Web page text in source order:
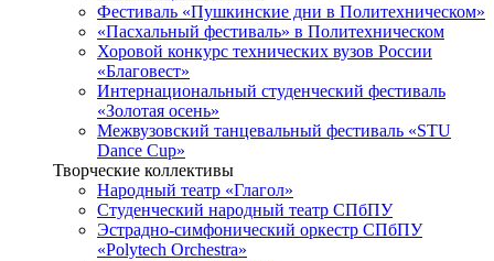
Фестиваль «Пушкинские дни в Политехническом»
«Пасхальный фестиваль» в Политехническом
Хоровой конкурс технических вузов России
«Благовест»
Интернациональный студенческий фестиваль
«Золотая осень»
Межвузовский танцевальный фестиваль «STU
Dance Cup»
Творческие коллективы
Народный театр «Глагол»
Студенческий народный театр СПбПУ
Эстрадно-симфонический оркестр СПбПУ
«Polytech Orchestra»